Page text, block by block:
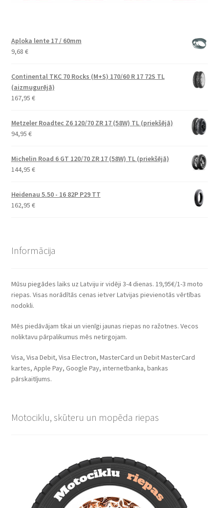
Aploka lente 17 / 60mm
9,68 €
Continental TKC 70 Rocks (M+S) 170/60 R 17 72S TL
(aizmugurējā)
167,95 €
Metzeler Roadtec Z6 120/70 ZR 17 (58W) TL (priekšējā)
94,95 €
Michelin Road 6 GT 120/70 ZR 17 (58W) TL (priekšējā)
144,95 €
Heidenau 5.50 - 16 82P P29 TT
162,95 €
Informācija
Mūsu piegādes laiks uz Latviju ir vidēji 3-4 dienas. 19,95€/1-3 moto
riepas. Visas norādītās cenas ietver Latvijas pievienotās vērtības
nodokli.
Mēs piedāvājam tikai un vienīgi jaunas riepas no ražotnes. Vecos
noliktavu pārpalikumus mēs netirgojam.
Visa, Visa Debit, Visa Electron, MasterCard un Debit MasterCard
kartes, Apple Pay, Google Pay, internetbanka, bankas
pārskaitījums.
Motociklu, skūteru un mopēda riepas